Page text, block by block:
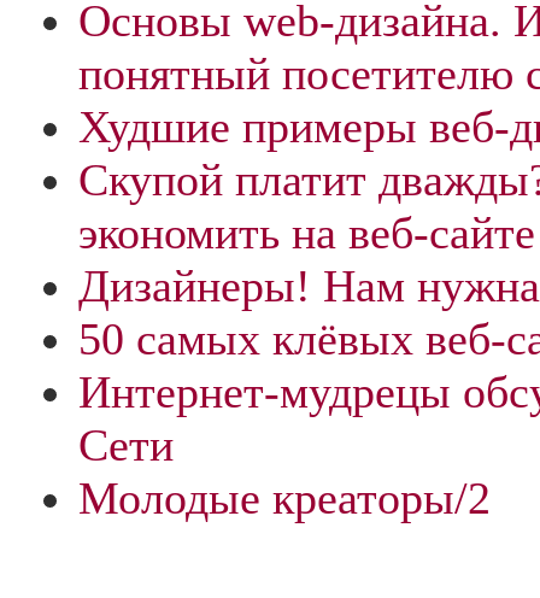
Основы web-дизайна.
понятный посетителю
Худшие примеры веб-
Скупой платит
экономить на веб-
Дизайнеры! Нам нужна
50 самых клёвых веб-
Интернет-мудрецы
Сети
Молодые креаторы/2